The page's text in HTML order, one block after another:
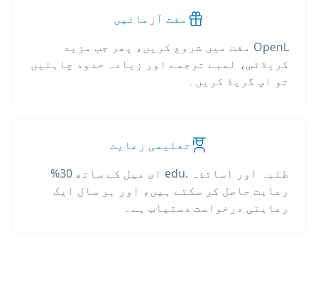
مفت آزمائیں
OpenL مفت میں شروع کریں، پھر جب مزید
کریڈٹس، لمبے ترجمے اور زیادہ حدود چاہئیں
تو اپ گریڈ کریں۔
تعلیمی رعایت
طلبہ اور اساتذہ .edu ای میل کے ساتھ 30%
رعایت حاصل کر سکتے ہیں، اور ہر سال ایک
رعایتی درخواست دستیاب ہے۔